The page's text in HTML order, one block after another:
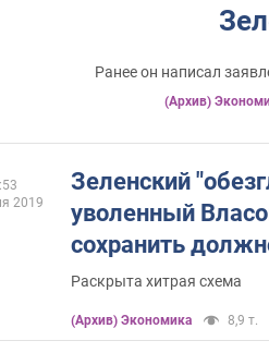
Ранее он написал
(Архив)
Зеленский
уволенный
сохранить
Раскрыта хитрая схема
(Архив) Экономика 8,9 т.
2019